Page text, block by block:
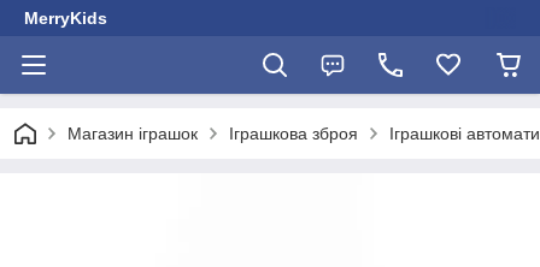
MerryKids
Магазин іграшок Іграшкова зброя Іграшкові автомати